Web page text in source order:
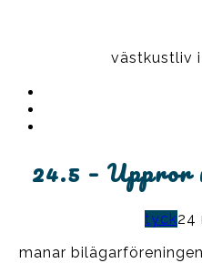
västkustliv
24.5 – Uppror
tyck24
manar